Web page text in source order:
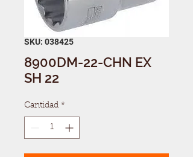
SKU: 038425
8900DM-22-CHN EX
SH 22
Cantidad *